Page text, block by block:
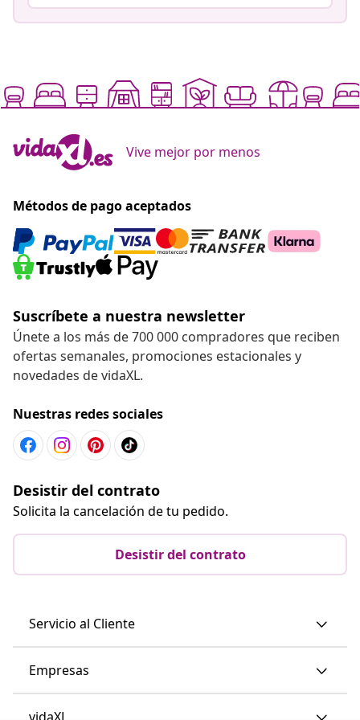
Vive mejor por menos
Métodos de pago aceptados
Suscríbete a nuestra newsletter
Únete a los más de 700 000 compradores que reciben
ofertas semanales, promociones estacionales y
novedades de vidaXL.
Nuestras redes sociales
Desistir del contrato
Solicita la cancelación de tu pedido.
Desistir del contrato
Servicio al Cliente
Empresas